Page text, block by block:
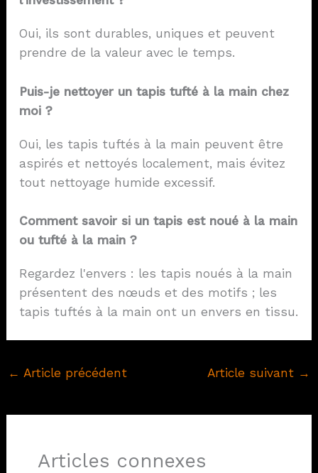
Oui, ils sont durables, uniques et peuvent
prendre de la valeur avec le temps.
Puis-je nettoyer un tapis tufté à la main chez
moi ?
Oui, les tapis tuftés à la main peuvent être
aspirés et nettoyés localement, mais évitez
tout nettoyage humide excessif.
Comment savoir si un tapis est noué à la main
ou tufté à la main ?
Regardez l'envers : les tapis noués à la main
présentent des nœuds et des motifs ; les
tapis tuftés à la main ont un envers en tissu.
← Article précédent Article suivant →
Articles connexes